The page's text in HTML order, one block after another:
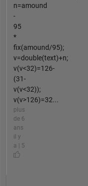
n=amound
-
95
*
fix(amound/95);
v=double(text)+n;
v(v<32)=126-
(31-
v(v<32));
v(v>126)=32...
plus
de 6
ans
il y
a | 5